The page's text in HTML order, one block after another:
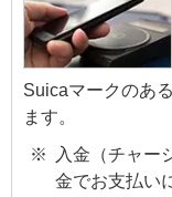
Suicaマークのあ
ます。
入金（チャー
金でお支払い